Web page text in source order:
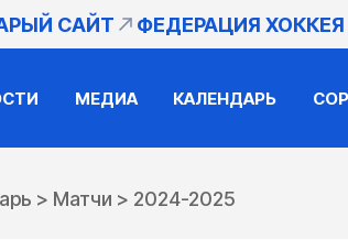
САЙТ ФЕДЕРАЦИЯ
МЕДИА КАЛЕНДАРЬ
> Матчи > 2024-2025